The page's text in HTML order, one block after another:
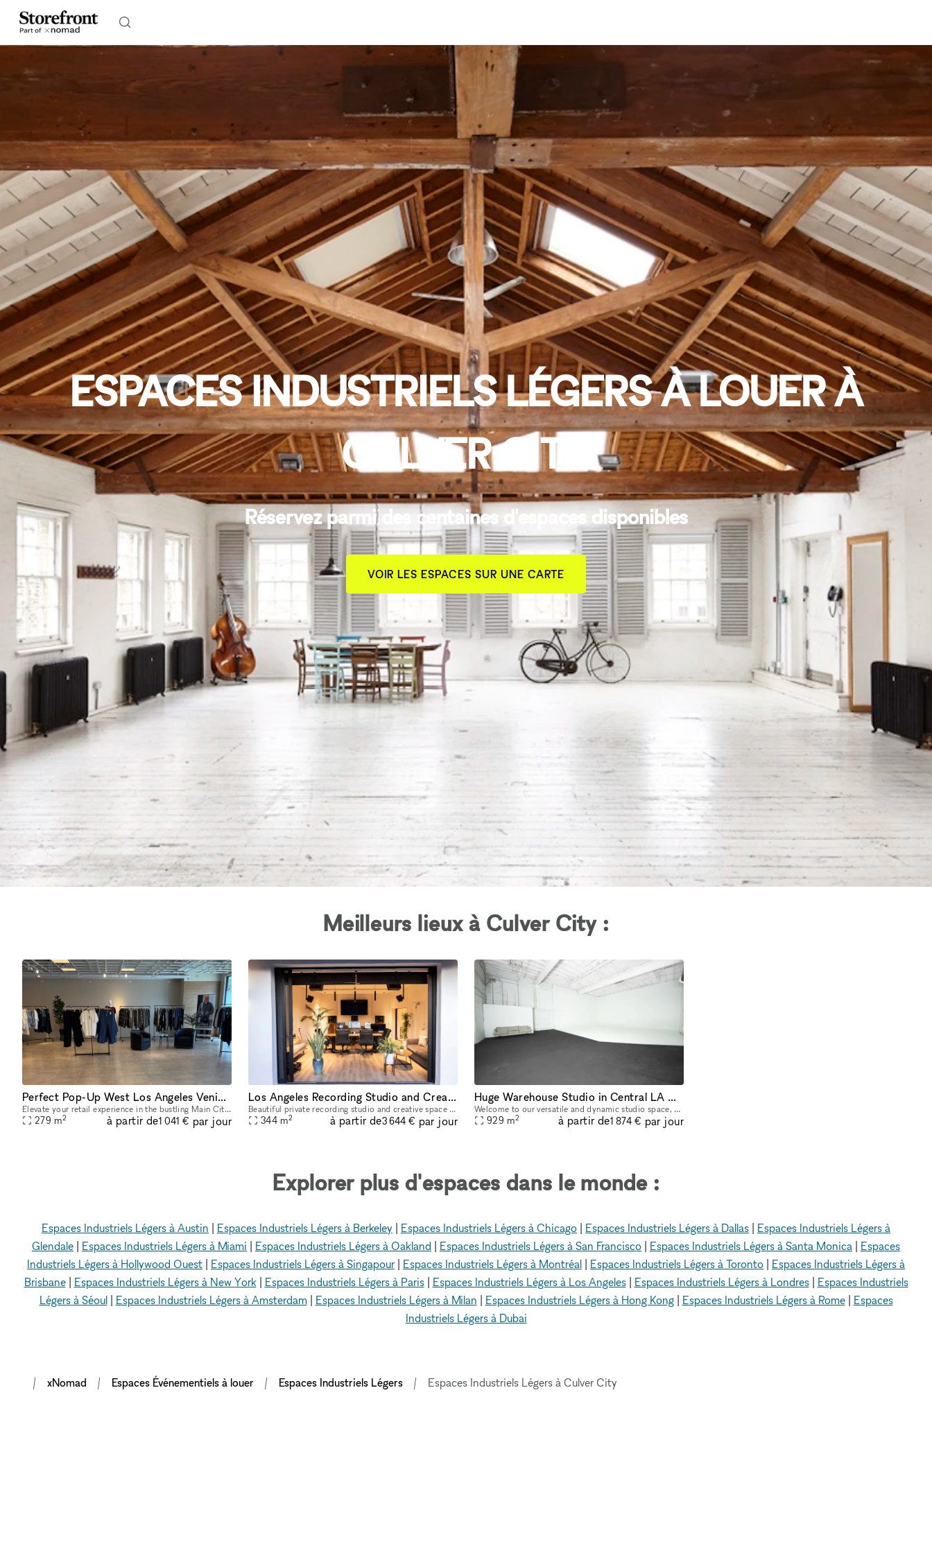
ESPACES INDUSTRIELS LÉGERS À LOUER À
CULVER CITY
Réservez parmi des centaines d'espaces disponibles
VOIR LES ESPACES SUR UNE CARTE
Meilleurs lieux à Culver City :
Perfect Pop-Up West Los Angeles Venice, Santa Monica, Marina Del Rey Area
Elevate your retail experience in the bustling Main City Center with our versatile space perfect for pop-up shops, events, and showrooms. This dynamic location offers convenient proximity to prime ar
279 m2 à partir de1 041 € par jour
Los Angeles Recording Studio and Creative Space
Beautiful private recording studio and creative space in West LA. Secure gated parking. Fully furnished and operation with recording equipment.
344 m2 à partir de3 644 € par jour
Huge Warehouse Studio in Central LA Washington Blvd with Parking
Welcome to our versatile and dynamic studio space, where creativity knows no bounds. Our warehouse, boasting 10,000 square feet of sheer possibility, transforms seamlessly into a stage for your next
929 m2 à partir de1 874 € par jour
Explorer plus d'espaces dans le monde :
Espaces Industriels Légers à Austin Espaces Industriels Légers à Berkeley Espaces Industriels Légers à Chicago Espaces Industriels Légers à Dallas
Espaces Industriels Légers à
Glendale
Espaces Industriels Légers à Miami Espaces Industriels Légers à Oakland Espaces Industriels Légers à San Francisco Espaces Industriels Légers à Santa Monica
Espaces
Industriels Légers à Hollywood Ouest
Espaces Industriels Légers à Singapour Espaces Industriels Légers à Montréal Espaces Industriels Légers à Toronto
Espaces Industriels Légers à
Brisbane| Espaces Industriels Légers à New York| Espaces Industriels Légers à Paris| Espaces Industriels Légers à Los Angeles| Espaces Industriels Légers à Londres| Espaces Industriels
Légers à Séoul| Espaces Industriels Légers à Amsterdam| Espaces Industriels Légers à Milan Espaces Industriels Légers à Hong Kong| Espaces Industriels Légers à Rome| Espaces
Industriels Légers à Dubai
xNomad Espaces Événementiels à louer Espaces Industriels Légers Espaces Industriels Légers à Culver City